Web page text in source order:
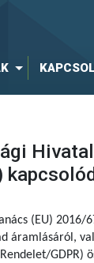
(EU) 2016/
áramlásáról,
GDPR)